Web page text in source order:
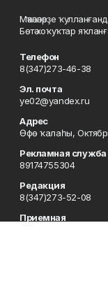
Мәҡәләләрҙе
Бөтә хоҡуҡтар
Телефон
8(347)273-46-38
Эл. почта
ye02@yandex.ru
Адрес
Өфө ҡалаһы,
Рекламная служба
89174755304
Редакция
8(347)273-52-08
Приемная